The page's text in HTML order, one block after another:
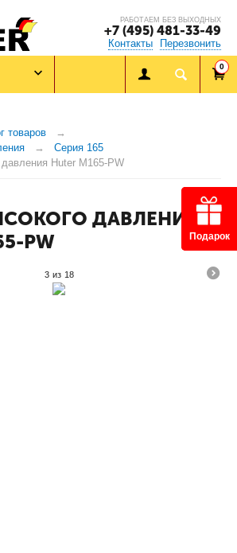
Подарок
РАБОТАЕМ БЕЗ ВЫХОДНЫХ
+7 (495) 481-33-49
Контакты Перезвонить
0
товаров
Серия 165
Huter M165-PW
ДАВЛЕНИЯ
PW
3 из 18